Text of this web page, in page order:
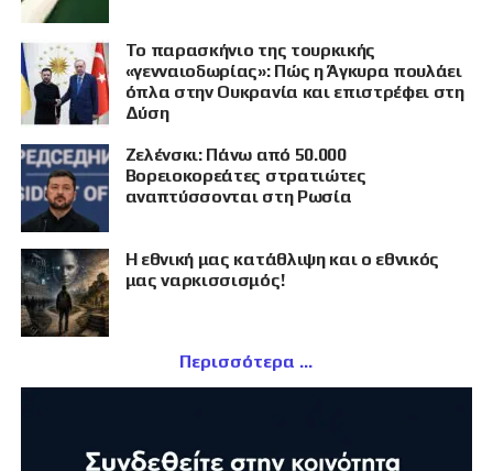
Το παρασκήνιο της τουρκικής
«γενναιοδωρίας»: Πώς η Άγκυρα πουλάει
όπλα στην Ουκρανία και επιστρέφει στη
Δύση
Ζελένσκι: Πάνω από 50.000
Βορειοκορεάτες στρατιώτες
αναπτύσσονται στη Ρωσία
Η εθνική μας κατάθλιψη και ο εθνικός
μας ναρκισσισμός!
Περισσότερα